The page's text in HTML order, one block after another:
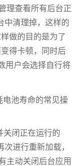
理查看所有后台正
中清理掉，这样的
做的目的是为了
得卡顿，同时后
用户会选择自行将
关闭正在运行的
进行重新加载，
主动关闭后台应用